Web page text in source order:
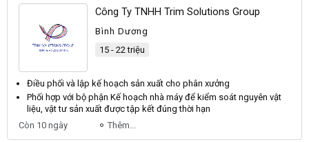
Công Ty TNHH Trim Solutions Group
Bình Dương
15 - 22 triệu
Điều phối và lập kế hoạch sản xuất cho phân xưởng
Phối hợp với bộ phận Kế hoạch nhà máy để kiểm soát nguyên vật
liệu, vật tư sản xuất được tập kết đúng thời hạn
Còn 10 ngày
Thêm...